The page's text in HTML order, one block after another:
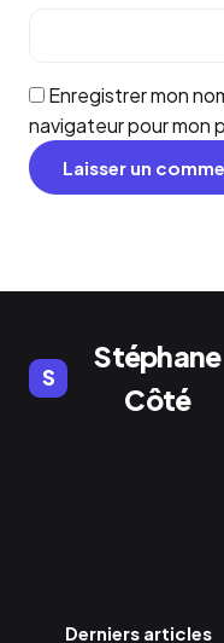
Enregistrer mon
navigateur pour mon
S
Stéphane
Côté
Derniers articles